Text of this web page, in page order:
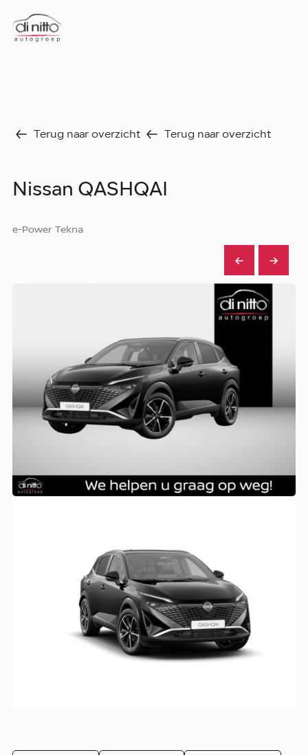
Vergelijk
Diensten
Autoverhuur
Terug naar overzicht Terug naar overzicht
Nissan QASHQAI
e-Power Tekna